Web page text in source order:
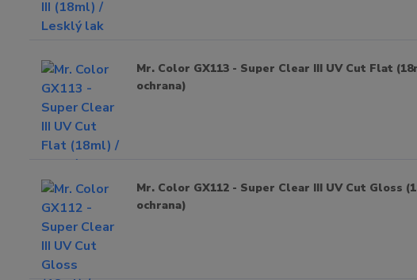
Mr. Color GX113 - Super Clear III UV Cut Flat
ochrana)
Mr. Color GX112 - Super Clear III UV Cut Gloss
ochrana)